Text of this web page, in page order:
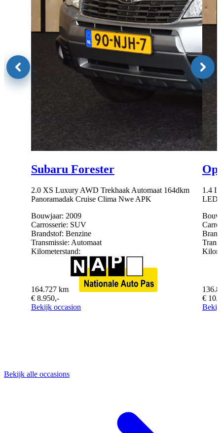
Subaru Forester
2.0 XS Luxury AWD Trekhaak Automaat 164dkm
Panoramadak Cruise Clima Nwe APK
Bouwjaar: 2009
Carrosserie: SUV
Brandstof: Benzine
Transmissie: Automaat
Kilometerstand:
164.727 km
€ 8.950,-
Bekijk occasion
1.4
LED
€
Bekijk alle occasions